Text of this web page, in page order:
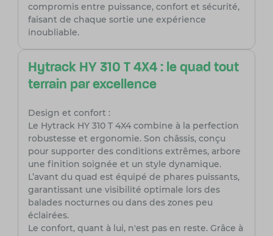
compromis entre puissance, confort et sécurité,
faisant de chaque sortie une expérience
inoubliable.
Hytrack HY 310 T 4X4 : le quad tout
terrain par excellence
Design et confort :
Le Hytrack HY 310 T 4X4 combine à la perfection
robustesse et ergonomie. Son châssis, conçu
pour supporter des conditions extrêmes, arbore
une finition soignée et un style dynamique.
L’avant du quad est équipé de phares puissants,
garantissant une visibilité optimale lors des
balades nocturnes ou dans des zones peu
éclairées.
Le confort, quant à lui, n'est pas en reste. Grâce à